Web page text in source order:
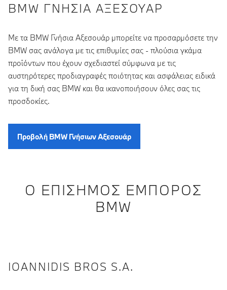
BMW ΓΝΉΣΙΑ ΑΞΕΣΟΥΆΡ
Με τα BMW Γνήσια Αξεσουάρ μπορείτε να προσαρμόσετε την
BMW σας ανάλογα με τις επιθυμίες σας - πλούσια γκάμα
προϊόντων που έχουν σχεδιαστεί σύμφωνα με τις
αυστηρότερες προδιαγραφές ποιότητας και ασφάλειας ειδικά
για τη δική σας BMW και θα ικανοποιήσουν όλες σας τις
προσδοκίες.
Προβολή BMW Γνήσιων Αξεσουάρ
Ο ΕΠΊΣΗΜΟΣ ΈΜΠΟΡΟΣ
BMW
IOANNIDIS BROS S.A.